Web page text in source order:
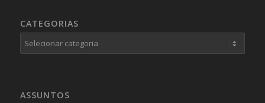
CATEGORIAS
Categorias
ASSUNTOS